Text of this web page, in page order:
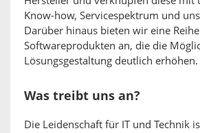
Know-how, Servicespektrum und
Darüber hinaus bieten wir eine
Softwareprodukten an, die die
Lösungsgestaltung deutlich erhöhen.
Was treibt uns an?
Die Leidenschaft für IT und Technik